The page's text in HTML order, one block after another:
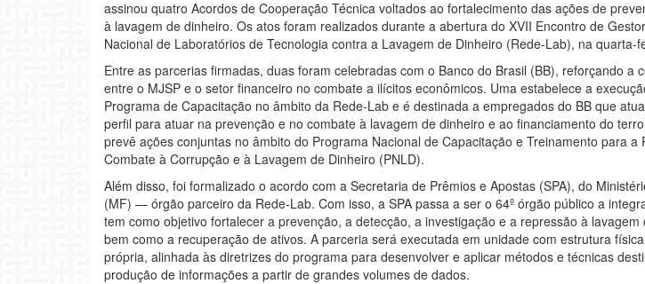
assinou quatro Acordos de Cooperação Técnica voltados ao fortalecimento das ações de
à lavagem de dinheiro. Os atos foram realizados durante a abertura do XVII Encontro de
Nacional de Laboratórios de Tecnologia contra a Lavagem de Dinheiro (Rede-Lab), na quarta-
Entre as parcerias firmadas, duas foram celebradas com o Banco do Brasil (BB), reforçando a
entre o MJSP e o setor financeiro no combate a ilícitos econômicos. Uma estabelece a
Programa de Capacitação no âmbito da Rede-Lab e é destinada a empregados do BB que
perfil para atuar na prevenção e no combate à lavagem de dinheiro e ao financiamento do
prevê ações conjuntas no âmbito do Programa Nacional de Capacitação e Treinamento para a
Combate à Corrupção e à Lavagem de Dinheiro (PNLD).
Além disso, foi formalizado o acordo com a Secretaria de Prêmios e Apostas (SPA), do
(MF) — órgão parceiro da Rede-Lab. Com isso, a SPA passa a ser o 64º órgão público a
tem como objetivo fortalecer a prevenção, a detecção, a investigação e a repressão à lavagem
bem como a recuperação de ativos. A parceria será executada em unidade com estrutura
própria, alinhada às diretrizes do programa para desenvolver e aplicar métodos e técnicas
produção de informações a partir de grandes volumes de dados.